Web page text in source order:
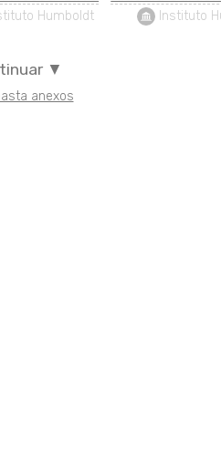
Humboldt Instituto
▼
anexos